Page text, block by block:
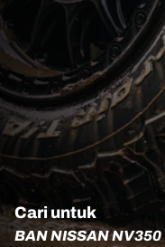
Cari untuk
BAN NISSAN NV350